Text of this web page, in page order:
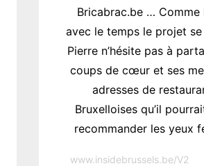
Bricabrac.be … Comme
avec le temps le projet
Pierre n’hésite pas à
coups de cœur et ses
adresses de
Bruxelloises qu’il
recommander les yeux
www.insidebrussels.be/V2